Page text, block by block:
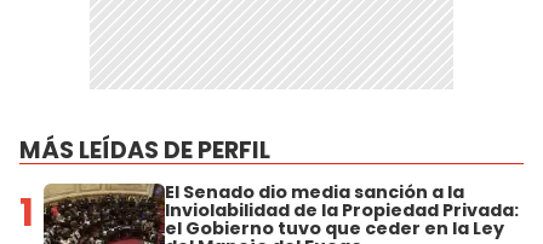
MÁS LEÍDAS DE PERFIL
1 El Senado dio media sanción a la
Inviolabilidad de la Propiedad Privada:
el Gobierno tuvo que ceder en la Ley